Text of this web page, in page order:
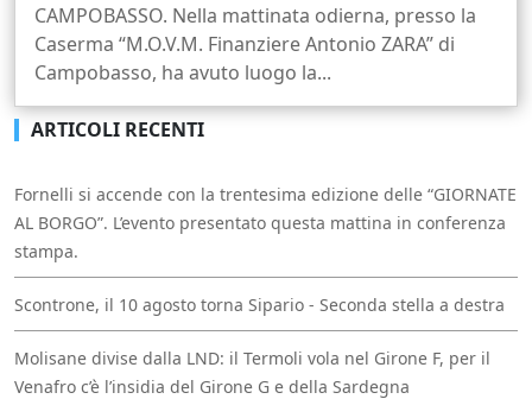
CAMPOBASSO. Nella mattinata odierna, presso la
Caserma “M.O.V.M. Finanziere Antonio ZARA” di
Campobasso, ha avuto luogo la...
ARTICOLI RECENTI
Fornelli si accende con la trentesima edizione delle “GIORNATE
AL BORGO”. L’evento presentato questa mattina in conferenza
stampa.
Scontrone, il 10 agosto torna Sipario - Seconda stella a destra
Molisane divise dalla LND: il Termoli vola nel Girone F, per il
Venafro c’è l’insidia del Girone G e della Sardegna